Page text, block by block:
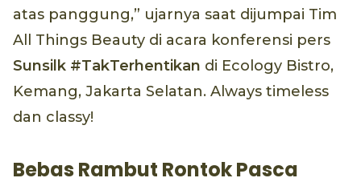
atas panggung,” ujarnya saat dijumpai Tim
All Things Beauty di acara konferensi pers
Sunsilk #TakTerhentikan di Ecology Bistro,
Kemang, Jakarta Selatan. Always timeless
dan classy!
Bebas Rambut Rontok Pasca